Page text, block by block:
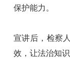
保护能力。
宣讲后，检察
效，让法治知